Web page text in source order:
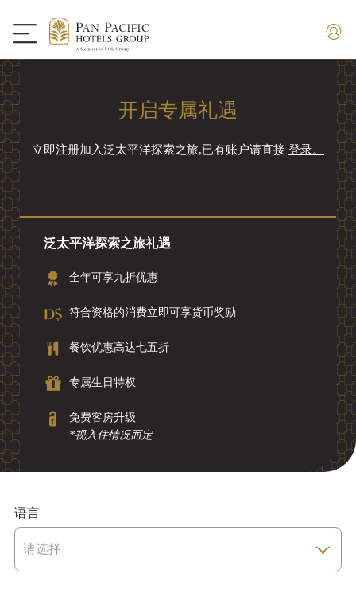
开启专属礼遇
立即注册加入泛太平洋探索之旅,已有账户请直接 登录。
泛太平洋探索之旅礼遇
全年可享九折优惠
符合资格的消费立即可享货币奖励
餐饮优惠高达七五折
专属生日特权
免费客房升级
*视入住情况而定
语言